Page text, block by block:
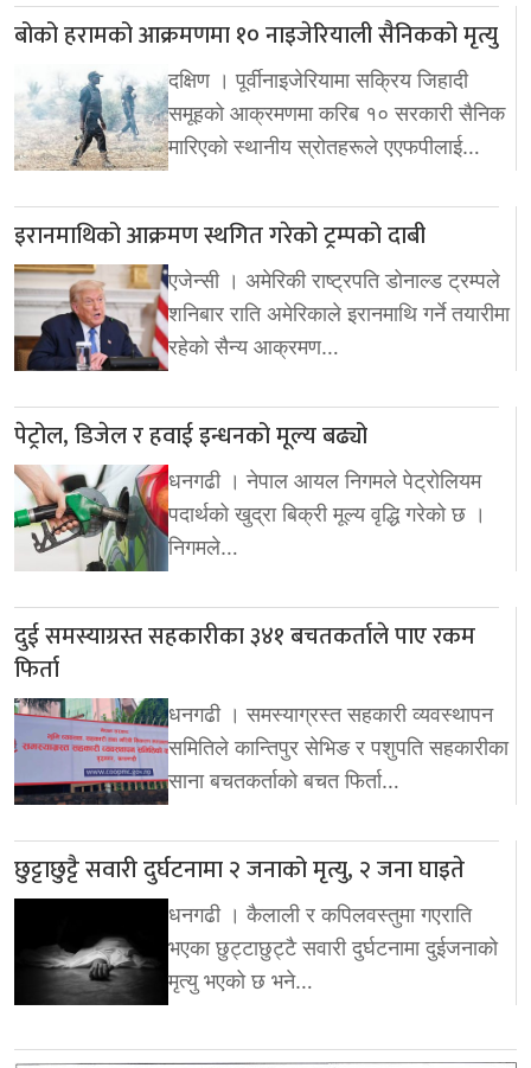
बोको हरामको आक्रमणमा १० नाइजेरियाली सैनिकको मृत्यु
दक्षिण । पूर्वीनाइजेरियामा सक्रिय जिहादी
समूहको आक्रमणमा करिब १० सरकारी सैनिक
मारिएको स्थानीय स्रोतहरूले एएफपीलाई…
इरानमाथिको आक्रमण स्थगित गरेको ट्रम्पको दाबी
एजेन्सी । अमेरिकी राष्ट्रपति डोनाल्ड ट्रम्पले
शनिबार राति अमेरिकाले इरानमाथि गर्ने तयारीमा
रहेको सैन्य आक्रमण…
पेट्रोल, डिजेल र हवाई इन्धनको मूल्य बढ्यो
धनगढी । नेपाल आयल निगमले पेट्रोलियम
पदार्थको खुद्रा बिक्री मूल्य वृद्धि गरेको छ ।
निगमले…
दुई समस्याग्रस्त सहकारीका ३४१ बचतकर्ताले पाए रकम
फिर्ता
धनगढी । समस्याग्रस्त सहकारी व्यवस्थापन
समितिले कान्तिपुर सेभिङ र पशुपति सहकारीका
साना बचतकर्ताको बचत फिर्ता…
छुट्टाछुट्टै सवारी दुर्घटनामा २ जनाको मृत्यु, २ जना घाइते
धनगढी । कैलाली र कपिलवस्तुमा गएराति
भएका छुट्टाछुट्टै सवारी दुर्घटनामा दुईजनाको
मृत्यु भएको छ भने…